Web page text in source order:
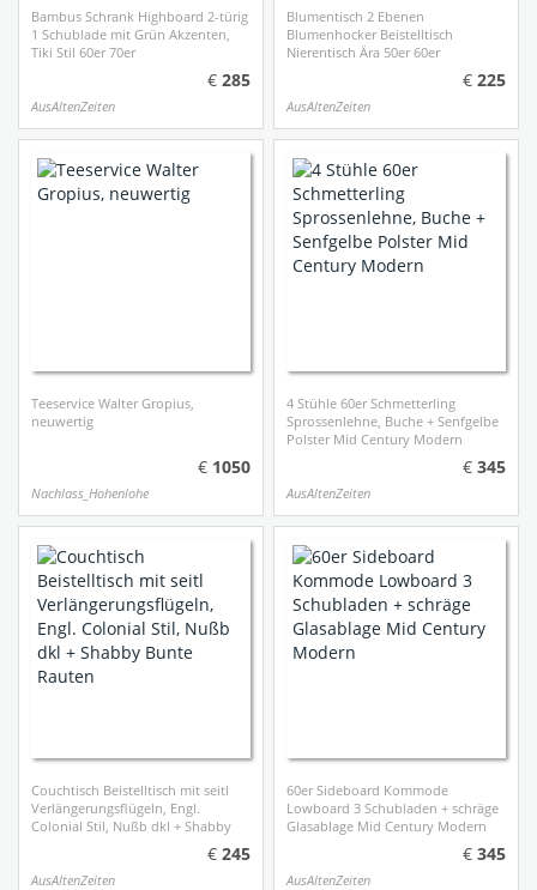
Bambus Schrank Highboard 2-türig
1 Schublade mit Grün Akzenten,
Tiki Stil 60er 70er
285
AusAltenZeiten
Blumentisch 2 Ebenen
Blumenhocker Beistelltisch
Nierentisch Ära 50er 60er
225
AusAltenZeiten
Teeservice Walter Gropius,
neuwertig
1050
Nachlass_Hohenlohe
4 Stühle 60er Schmetterling
Sprossenlehne, Buche + Senfgelbe
Polster Mid Century Modern
345
AusAltenZeiten
Couchtisch Beistelltisch mit seitl
Verlängerungsflügeln, Engl.
Colonial Stil, Nußb dkl + Shabby
245
AusAltenZeiten
60er Sideboard Kommode
Lowboard 3 Schubladen + schräge
Glasablage Mid Century Modern
345
AusAltenZeiten